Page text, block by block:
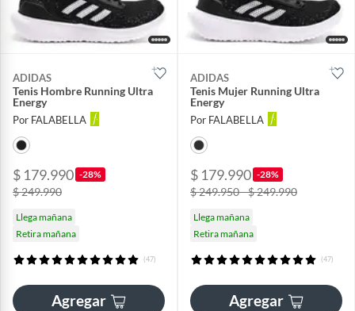
ADIDAS
Tenis Hombre Running Ultra
Energy
Por FALABELLA
$ 179.990 -28%
$ 249.990
Llega mañana
Retira mañana
(47)
Agregar
ADIDAS
Tenis Mujer Running Ultra
Energy
Por FALABELLA
$ 179.990 -28%
$ 249.950 - $ 249.990
Llega mañana
Retira mañana
(47)
Agregar